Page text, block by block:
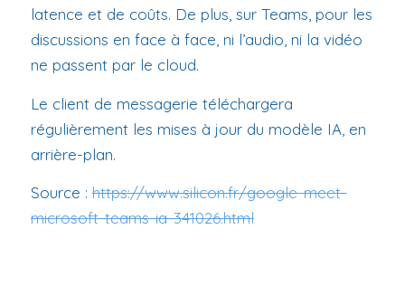
latence et de coûts. De plus, sur Teams, pour les
discussions en face à face, ni l’audio, ni la vidéo
ne passent par le cloud.
Le client de messagerie téléchargera
régulièrement les mises à jour du modèle IA, en
arrière-plan.
Source :https://www.silicon.fr/google-meet-
microsoft-teams-ia-341026.html